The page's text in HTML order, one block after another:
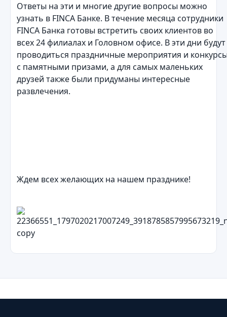
Ответы на эти и многие другие вопросы можно
узнать в FINCA Банке. В течение месяца сотрудники
FINCA Банка готовы встретить своих клиентов во
всех 24 филиалах и Головном офисе. В эти дни будут
проводиться праздничные мероприятия и
с памятными призами, а для самых маленьких
друзей также были придуманы интересные
развлечения.
Ждем всех желающих на нашем празднике!